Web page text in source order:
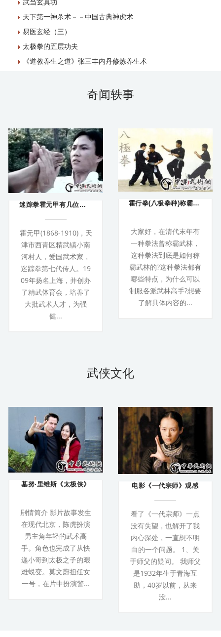
天下第一神杀术－－中国古典神虎术
易医玄经（三）
太极拳的五层功夫
《道教养生之道》张三丰内丹修炼养生术
奇闻轶事
迷踪拳霍元甲有几位弟子 陈真历史原型是
霍元甲(1868-1910)，天
津市西青区精武镇小南
河村人，爱国武术家，
迷踪拳第七代传人。19
09年扬名上海，并创办
了精武体育会，培养了
大批武术人才，为强
健...
霍行拳(八极拳种)称霸武林
大家好，在清代末年有
一种拳法曾称霸武林，
这种拳法到底是如何称
霸武林的?这种拳法都有
哪些特点，为什么可以
制服各派武林高手?想要
了解具体内容的...
武侠文化
基努·里维斯《太极侠》
剧情简介 影片故事发生
在现代北京，陈虎扮演
男主角年轻的武术高
手。角色也完成了从快
递小哥到太极之子的艰
难蜕变。莫文蔚担任女
一号，在片中扮演警...
电影《一代宗师》观感
看了《一代宗师》一点
没有失望，也解开了我
内心深处，一直想不明
白的一个问题。 1、关
于师父的疑问。 我师父
是1932年生于青海互
助，40岁以前，从来
没...